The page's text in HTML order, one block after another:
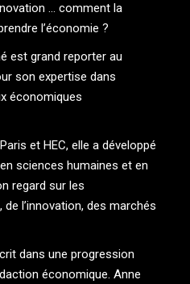
… comment la
l’économie ?
est grand reporter au
son expertise dans
économiques
et HEC, elle a développé
sciences humaines et en
regard sur les
l’innovation, des marchés
dans une progression
économique. Anne